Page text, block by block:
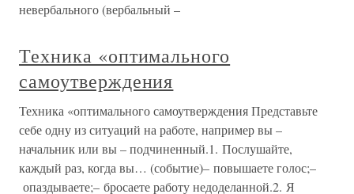
невербального (вербальный –
Техника «оптимального
самоутверждения
Техника «оптимального самоутверждения Представьте
себе одну из ситуаций на работе, например вы –
начальник или вы – подчиненный.1. Послушайте,
каждый раз, когда вы… (событие)– повышаете голос;–
опаздываете;– бросаете работу недоделанной.2. Я